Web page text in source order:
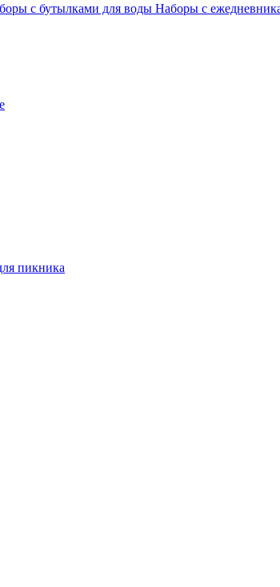
с бутылками для воды Наборы с
пикника